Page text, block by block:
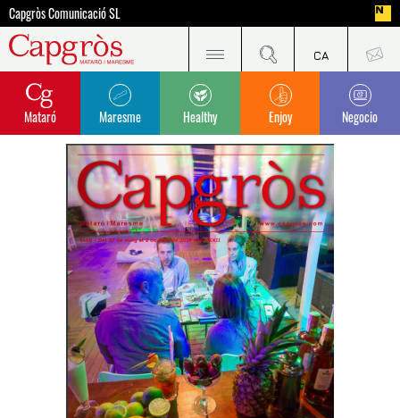
Capgròs Comunicació SL
Mataró Maresme Healthy Enjoy Negocio